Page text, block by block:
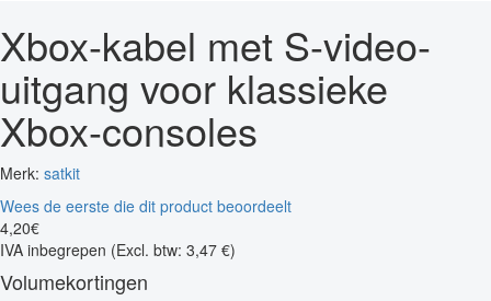
Xbox-kabel met S-video-
uitgang voor klassieke
Xbox-consoles
Merk: satkit
Wees de eerste die dit product beoordeelt
4,20€
IVA inbegrepen (Excl. btw: 3,47 €)
Volumekortingen